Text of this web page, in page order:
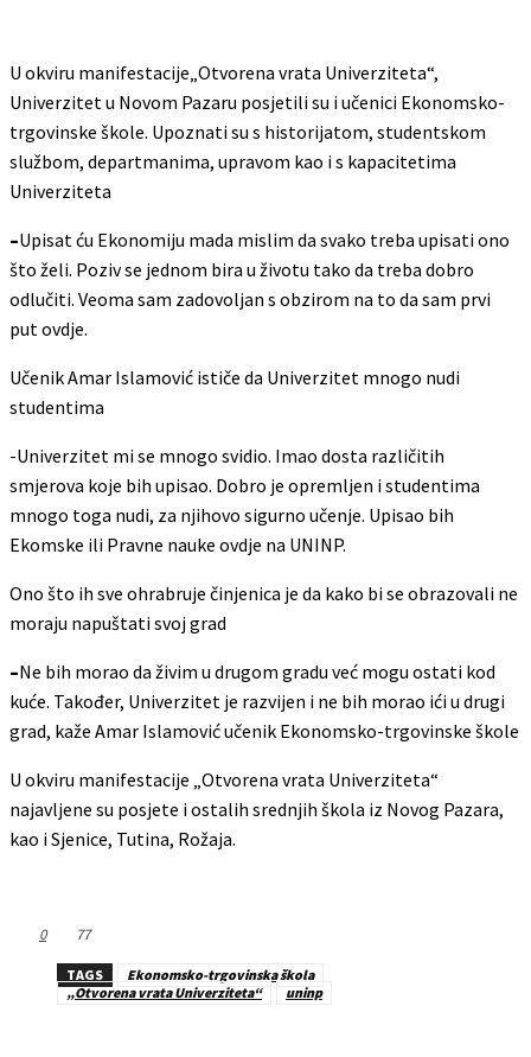
U okviru manifestacije„Otvorena vrata Univerziteta“,
Univerzitet u Novom Pazaru posjetili su i učenici Ekonomsko-
trgovinske škole. Upoznati su s historijatom, studentskom
službom, departmanima, upravom kao i s kapacitetima
Univerziteta
–Upisat ću Ekonomiju mada mislim da svako treba upisati ono
što želi. Poziv se jednom bira u životu tako da treba dobro
odlučiti. Veoma sam zadovoljan s obzirom na to da sam prvi
put ovdje.
Učenik Amar Islamović ističe da Univerzitet mnogo nudi
studentima
-Univerzitet mi se mnogo svidio. Imao dosta različitih
smjerova koje bih upisao. Dobro je opremljen i studentima
mnogo toga nudi, za njihovo sigurno učenje. Upisao bih
Ekomske ili Pravne nauke ovdje na UNINP.
Ono što ih sve ohrabruje činjenica je da kako bi se obrazovali ne
moraju napuštati svoj grad
–Ne bih morao da živim u drugom gradu već mogu ostati kod
kuće. Također, Univerzitet je razvijen i ne bih morao ići u drugi
grad, kaže Amar Islamović učenik Ekonomsko-trgovinske škole
U okviru manifestacije „Otvorena vrata Univerziteta“
najavljene su posjete i ostalih srednjih škola iz Novog Pazara,
kao i Sjenice, Tutina, Rožaja.
0 77
TAGS
Ekonomsko-trgovinska škola
„Otvorena vrata Univerziteta“
uninp